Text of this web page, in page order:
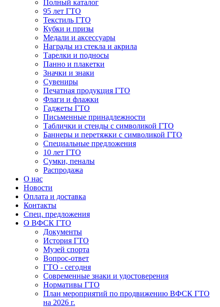
Полный каталог
95 лет ГТО
Текстиль ГТО
Кубки и призы
Медали и аксессуары
Награды из стекла и акрила
Тарелки и подносы
Панно и плакетки
Значки и знаки
Сувениры
Печатная продукция ГТО
Флаги и флажки
Гаджеты ГТО
Письменные принадлежности
Таблички и стенды с символикой ГТО
Баннеры и перетяжки с символикой ГТО
Специальные предложения
10 лет ГТО
Сумки, пеналы
Распродажа
О нас
Новости
Оплата и доставка
Контакты
Спец. предложения
О ВФСК ГТО
Документы
История ГТО
Музей спорта
Вопрос-ответ
ГТО - сегодня
Современные знаки и удостоверения
Нормативы ГТО
План мероприятий по продвижению ВФСК ГТО
на 2026 г.